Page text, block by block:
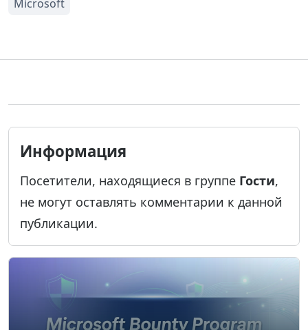
Информация
Посетители, находящиеся в группе Гости,
не могут оставлять комментарии к данной
публикации.